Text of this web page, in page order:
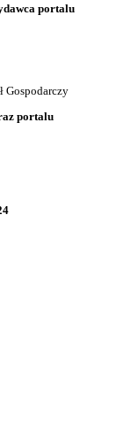
portalu
Gospodarczy
portalu